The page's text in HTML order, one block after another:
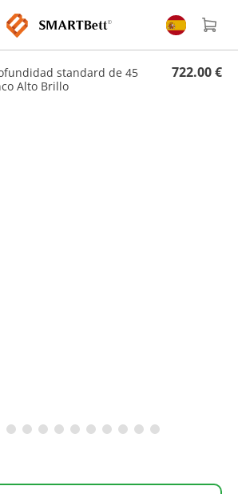
80 cm (Profundidad standard de 45 cm) Antracita / Blanco
standard de 45
Alto Brillo
722.00 €